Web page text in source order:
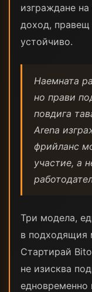
изграждане
доход, правещ
устойчиво.
Наемната
но прави
повдига
Arena
фрийланс
участие, а
Три модела,
в подходящия
Стартирай
не изисква
едновременно